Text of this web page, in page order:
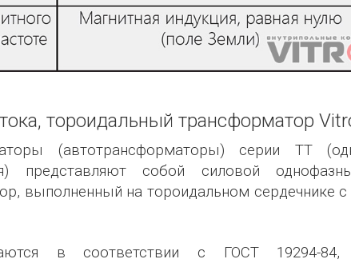
тороидальный трансформатор
(автотрансформаторы) серии ТТ
представляют собой силовой
выполненный на тороидальном сердечнике с
в соответствии с ГОСТ 19294-84,